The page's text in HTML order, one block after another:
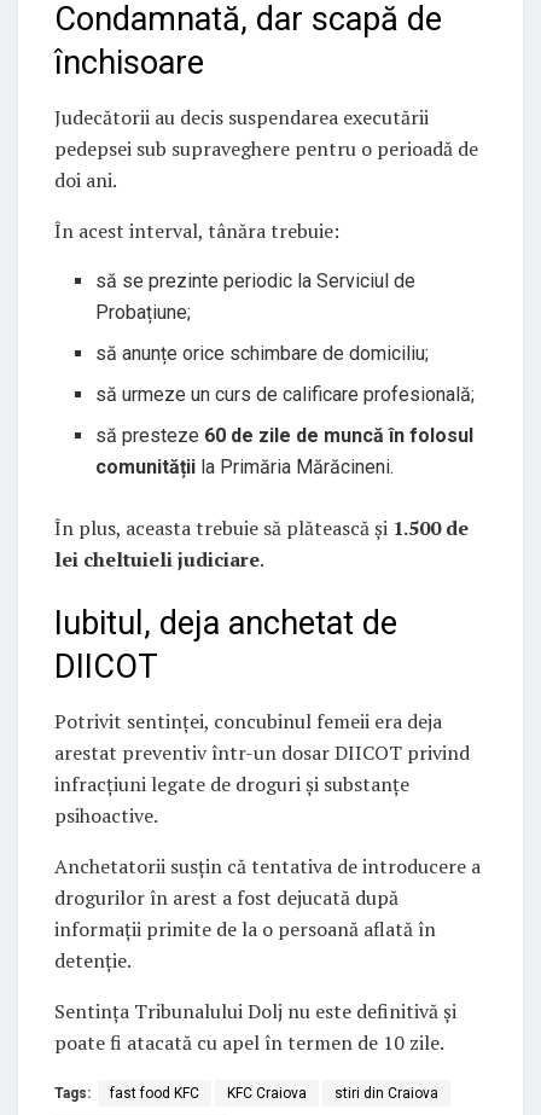
Condamnată, dar scapă de
închisoare
Judecătorii au decis suspendarea executării
pedepsei sub supraveghere pentru o perioadă de
doi ani.
În acest interval, tânăra trebuie:
să se prezinte periodic la Serviciul de
Probațiune;
să anunțe orice schimbare de domiciliu;
să urmeze un curs de calificare profesională;
să presteze 60 de zile de muncă în folosul
comunității la Primăria Mărăcineni.
În plus, aceasta trebuie să plătească și 1.500 de
lei cheltuieli judiciare.
Iubitul, deja anchetat de
DIICOT
Potrivit sentinței, concubinul femeii era deja
arestat preventiv într-un dosar DIICOT privind
infracțiuni legate de droguri și substanțe
psihoactive.
Anchetatorii susțin că tentativa de introducere a
drogurilor în arest a fost dejucată după
informații primite de la o persoană aflată în
detenție.
Sentința Tribunalului Dolj nu este definitivă și
poate fi atacată cu apel în termen de 10 zile.
Tags: fast food KFC KFC Craiova stiri din Craiova